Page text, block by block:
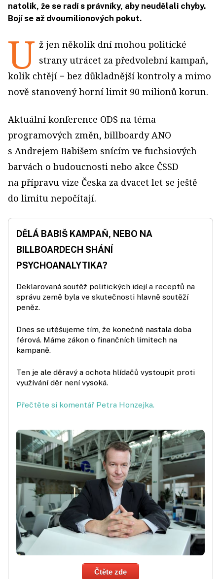
natolik, že se radí s právníky, aby neudělali chyby.
Bojí se až dvoumilionových pokut.
U ž jen několik dní mohou politické
strany utrácet za předvolební kampaň,
kolik chtějí − bez důkladnější kontroly a mimo
nově stanovený horní limit 90 milionů korun.
Aktuální konference ODS na téma
programových změn, billboardy ANO
s Andrejem Babišem snícím ve fuchsiových
barvách o budoucnosti nebo akce ČSSD
na přípravu vize Česka za dvacet let se ještě
do limitu nepočítají.
DĚLÁ BABIŠ KAMPAŇ, NEBO NA
BILLBOARDECH SHÁNÍ
PSYCHOANALYTIKA?
Deklarovaná soutěž politických idejí a receptů na
správu země byla ve skutečnosti hlavně soutěží
peněz.
Dnes se utěšujeme tím, že konečně nastala doba
férová. Máme zákon o finančních limitech na
kampaně.
Ten je ale děravý a ochota hlídačů vystoupit proti
využívání děr není vysoká.
Přečtěte si komentář Petra Honzejka.
Čtěte zde